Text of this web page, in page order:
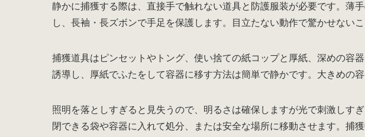
静かに捕獲する際は、直接手で触れない道具と防護服装が必要です。薄
し、長袖・長ズボンで手足を保護します。目立たない動作で驚かせないこ
捕獲道具はピンセットやトング、使い捨ての紙コップと厚紙、深めの容
誘導し、厚紙でふたをして容器に移す方法は簡単で静かです。大きめの
照明を落としすぎると見失うので、明るさは確保しますが光で刺激しす
閉できる袋や容器に入れて処分、または安全な場所に移動させます。捕